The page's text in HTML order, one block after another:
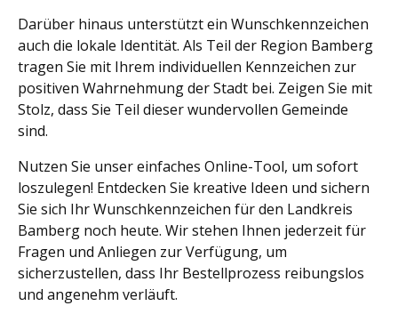
Darüber hinaus unterstützt ein Wunschkennzeichen
auch die lokale Identität. Als Teil der Region Bamberg
tragen Sie mit Ihrem individuellen Kennzeichen zur
positiven Wahrnehmung der Stadt bei. Zeigen Sie mit
Stolz, dass Sie Teil dieser wundervollen Gemeinde
sind.
Nutzen Sie unser einfaches Online-Tool, um sofort
loszulegen! Entdecken Sie kreative Ideen und sichern
Sie sich Ihr Wunschkennzeichen für den Landkreis
Bamberg noch heute. Wir stehen Ihnen jederzeit für
Fragen und Anliegen zur Verfügung, um
sicherzustellen, dass Ihr Bestellprozess reibungslos
und angenehm verläuft.